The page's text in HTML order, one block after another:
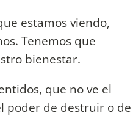
estamos viendo,
Tenemos que
bienestar.
que no ve el
poder de destruir o de